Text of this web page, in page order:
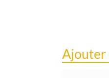
Ajouter